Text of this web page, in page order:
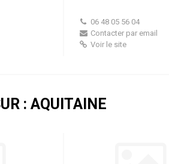
06 48 05 56 04
Contacter par email
Voir le site
: AQUITAINE